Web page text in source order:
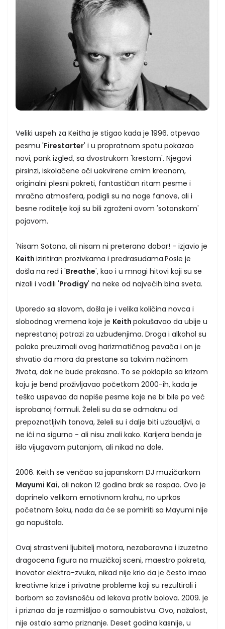
Veliki uspeh za Keitha je stigao kada je 1996. otpevao
pesmu 'Firestarter' i u propratnom spotu pokazao
novi, pank izgled, sa dvostrukom 'krestom'. Njegovi
pirsinzi, iskolačene oči uokvirene crnim kreonom,
originalni plesni pokreti, fantastičan ritam pesme i
mračna atmosfera, podigli su na noge fanove, ali i
besne roditelje koji su bili zgroženi ovom 'sotonskom'
pojavom.
'Nisam Sotona, ali nisam ni preterano dobar! - izjavio je
Keith iziritiran prozivkama i predrasudama.Posle je
došla na red i 'Breathe', kao i u mnogi hitovi koji su se
nizali i vodili 'Prodigy' na neke od najvećih bina sveta.
Uporedo sa slavom, došla je i velika količina novca i
slobodnog vremena koje je Keith pokušavao da ubije u
neprestanoj potrazi za uzbuđenjima. Droga i alkohol su
polako preuzimali ovog harizmatičnog pevača i on je
shvatio da mora da prestane sa takvim načinom
života, dok ne bude prekasno. To se poklopilo sa krizom
koju je bend proživljavao početkom 2000-ih, kada je
teško uspevao da napiše pesme koje ne bi bile po već
isprobanoj formuli. Želeli su da se odmaknu od
prepoznatljivih tonova, želeli su i dalje biti uzbudljivi, a
ne ići na sigurno - ali nisu znali kako. Karijera benda je
išla vijugavom putanjom, ali nikad na dole.
2006. Keith se venčao sa japanskom DJ muzičarkom
Mayumi Kai, ali nakon 12 godina brak se raspao. Ovo je
doprinelo velikom emotivnom krahu, no uprkos
početnom šoku, nada da će se pomiriti sa Mayumi nije
ga napuštala.
Ovaj strastveni ljubitelj motora, nezaboravna i izuzetno
dragocena figura na muzičkoj sceni, maestro pokreta,
inovator elektro-zvuka, nikad nije krio da je često imao
kreativne krize i privatne probleme koji su rezultirali i
borbom sa zavisnošću od lekova protiv bolova. 2009. je
i priznao da je razmišljao o samoubistvu. Ovo, nažalost,
nije ostalo samo priznanje. Deset godina kasnije, u